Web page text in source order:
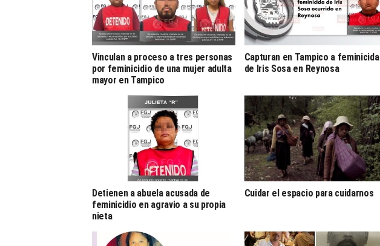
Vinculan a proceso a tres personas
por feminicidio de una mujer adulta
mayor en Tampico
Capturan en Tampico a feminicida
de Iris Sosa en Reynosa
Detienen a abuela acusada de
feminicidio en agravio a su propia
nieta
Cuidar el espacio para cuidarnos